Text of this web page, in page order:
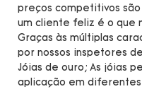
preços competitivos
um cliente feliz é o que
Graças às múltiplas
por nossos inspetores
Jóias de ouro; As jóias
aplicação em diferentes